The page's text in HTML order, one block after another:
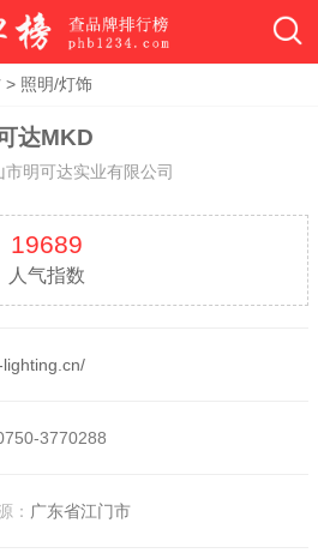
> 照明/灯饰
达MKD
市明可达实业有限公司
19689
人气指数
3770288
： 广东省江门市